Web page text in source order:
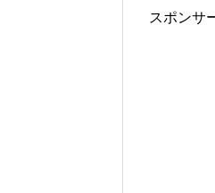
スポンサ